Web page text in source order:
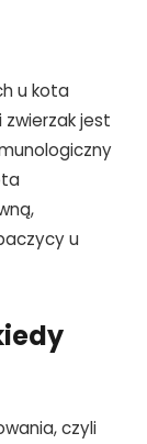
u kota
zwierzak jest
u
czyli